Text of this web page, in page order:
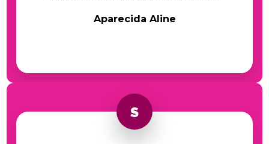
Aparecida Aline